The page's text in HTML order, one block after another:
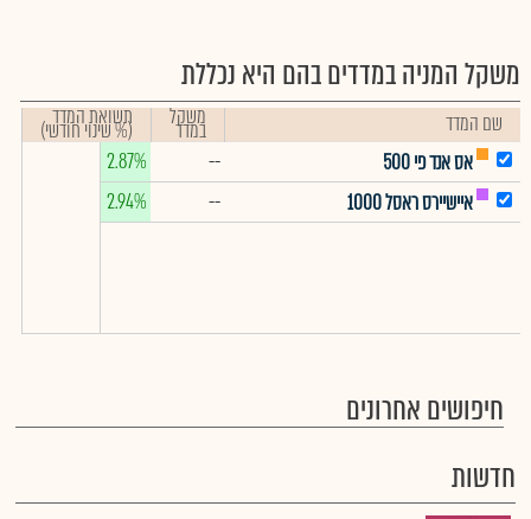
משקל המניה במדדים בהם היא נכללת
שם המדד משקל
במדד תשואת המדד
(% שינוי חודשי)
אס אנד פי 500
--
2.87%
איישיירס ראסל 1000
--
2.94%
חיפושים אחרונים
חדשות